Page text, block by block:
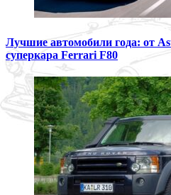
Лучшие автомобили года: от
суперкара Ferrari F80